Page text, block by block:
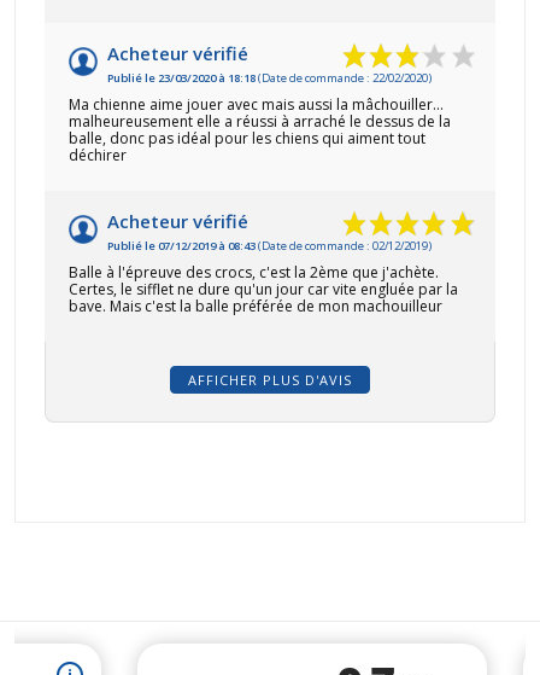
Acheteur vérifié
Publié le 23/03/2020 à 18:18(Date de commande : 22/02/2020)
Ma chienne aime jouer avec mais aussi la mâchouiller...
malheureusement elle a réussi à arraché le dessus de la
balle, donc pas idéal pour les chiens qui aiment tout
déchirer
Acheteur vérifié
Publié le 07/12/2019 à 08:43(Date de commande : 02/12/2019)
Balle à l'épreuve des crocs, c'est la 2ème que j'achète.
Certes, le sifflet ne dure qu'un jour car vite engluée par la
bave. Mais c'est la balle préférée de mon machouilleur
AFFICHER PLUS D'AVIS